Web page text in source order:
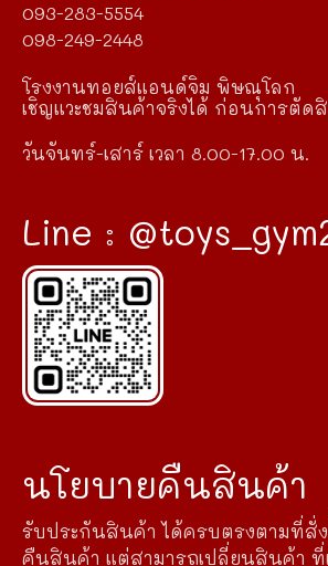
093-283-5554
098-249-2448
โรงงานทอยส์แอนด์จิม พิษณุโลก
เชิญแวะชมสินค้าจริงได้ ก่อนการตัด
วันจันทร์-เสาร์ เวลา 8.00-17.00 น.
Line :
นโยบายคืนสินค้า
รับประกันสินค้า ได้ครบตรงตามที่สั่
คืนสินค้า แต่สามารถเปลี่ยนสินค้า ที่